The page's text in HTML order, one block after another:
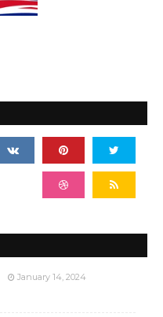
January 14, 2024